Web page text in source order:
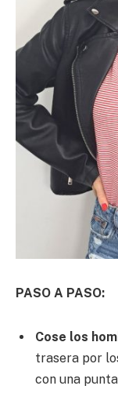
PASO A PASO:
Cose los
trasera por
con una